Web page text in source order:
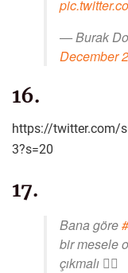
— Burak
December
16.
https://twitter.com/
3?s=20
17.
Bana göre
bir mesele
çıkmalı 👍🏿